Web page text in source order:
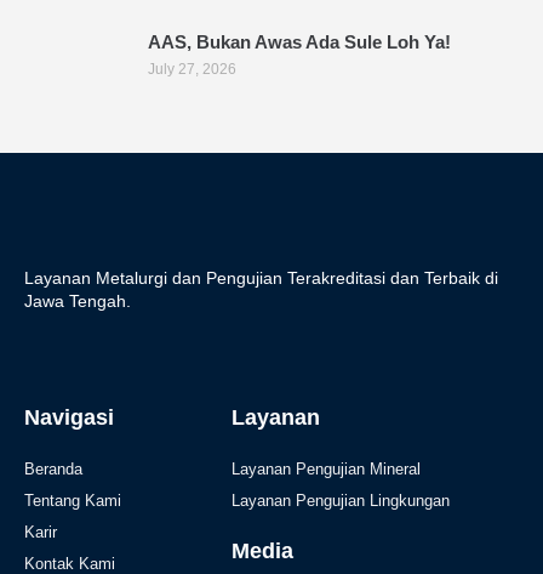
AAS, Bukan Awas Ada Sule Loh Ya!
July 27, 2026
Layanan Metalurgi dan Pengujian Terakreditasi dan Terbaik di
Jawa Tengah.
Navigasi
Beranda
Tentang Kami
Karir
Kontak Kami
Layanan
Layanan Pengujian Mineral
Layanan Pengujian Lingkungan
Media